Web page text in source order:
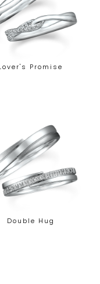
Promise
Double Hug